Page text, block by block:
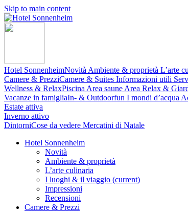
Skip to main content
Hotel SonnenheimNovità Ambiente & proprietà L’arte
Camere & PrezziCamere & Suites Informazioni utili
Wellness & RelaxPiscina Area saune Area Relax &
Vacanze in famigliaIn- & Outdoorfun I mondi d’acqua
Estate attiva
Inverno attivo
DintorniCose da vedere Mercatini di Natale
Hotel Sonnenheim
Novità
Ambiente & proprietà
L’arte culinaria
I luoghi & il viaggio (current)
Impressioni
Recensioni
Camere & Prezzi